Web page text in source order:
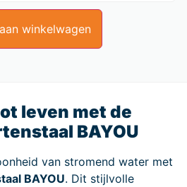
winkelwagen
leven met de
BAYOU
van stromend water met
BAYOU. Dit stijlvolle